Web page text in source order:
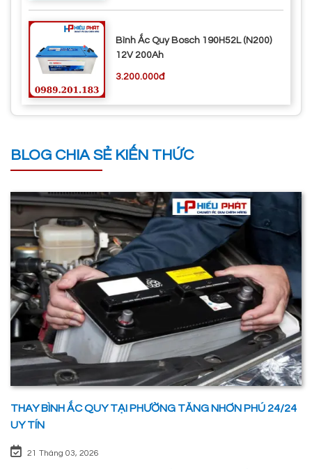
Bình Ắc Quy Bosch 190H52L (N200)
12V 200Ah
3.200.000đ
BLOG CHIA SẺ KIẾN THỨC
THAY BÌNH ẮC QUY TẠI PHƯỜNG TĂNG NHƠN PHÚ 24/24
UY TÍN
21 Tháng 03, 2026